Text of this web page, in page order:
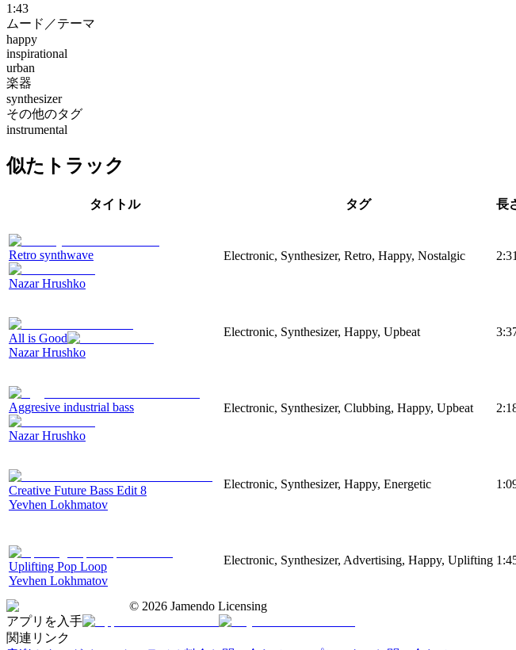
1:43
ムード／テーマ
happy
inspirational
urban
楽器
synthesizer
その他のタグ
instrumental
似たトラック
タイトル タグ 長
Retro synthwave
Nazar Hrushko
Electronic, Synthesizer, Retro, Happy, Nostalgic 2:31
All is Good
Nazar Hrushko
Electronic, Synthesizer, Happy, Upbeat
Aggresive industrial bass
Nazar Hrushko
Electronic, Synthesizer, Clubbing, Happy, Upbeat
Creative Future Bass Edit 8
Yevhen Lokhmatov
Electronic, Synthesizer, Happy, Energetic
Uplifting Pop Loop
Yevhen Lokhmatov
Electronic, Synthesizer, Advertising, Happy, Uplifting
© 2026 Jamendo Licensing
アプリを入手
関連リンク